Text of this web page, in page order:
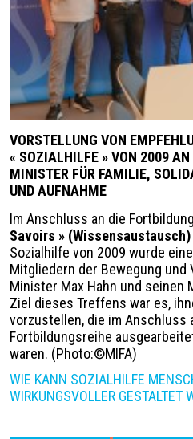
VORSTELLUNG VON
« SOZIALHILFE » VON 2009
MINISTER FÜR FAMILIE,
UND AUFNAHME
Im Anschluss an die
Savoirs » (Wissensaustausch)
Sozialhilfe von 2009 wurde
Mitgliedern der Bewegung
Minister Max Hahn und seinen
Ziel dieses Treffens war es,
vorzustellen, die im Anschluss
Fortbildungsreihe
waren. (Photo:©MIFA)
WIE KANN SOZIALHILFE
WIRKUNGSVOLLER GESTALTET